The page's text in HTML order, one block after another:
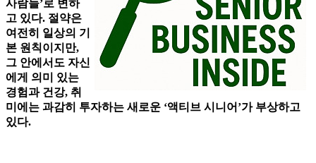
사람들’로 변하
고 있다. 절약은
여전히 일상의 기
본 원칙이지만,
그 안에서도 자신
에게 의미 있는
경험과 건강, 취
미에는 과감히 투자하는 새로운 ‘액티브 시니어’가 부상하고
있다.